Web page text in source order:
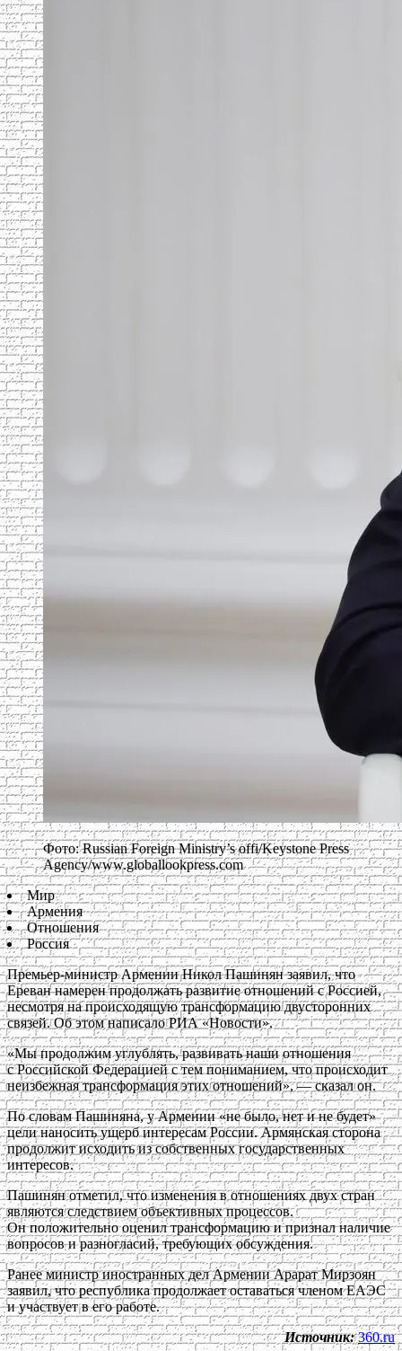
Фото: Russian Foreign Ministry’s offi/Keystone Press
Agency/www.globallookpress.com
Мир
Армения
Отношения
Россия
Премьер-министр Армении Никол Пашинян заявил, что
Ереван намерен продолжать развитие отношений с Россией,
несмотря на происходящую трансформацию двусторонних
связей. Об этом написало РИА «Новости».
«Мы продолжим углублять, развивать наши отношения
с Российской Федерацией с тем пониманием, что происходит
неизбежная трансформация этих отношений», — сказал он.
По словам Пашиняна, у Армении «не было, нет и не будет»
цели наносить ущерб интересам России. Армянская сторона
продолжит исходить из собственных государственных
интересов.
Пашинян отметил, что изменения в отношениях двух стран
являются следствием объективных процессов.
Он положительно оценил трансформацию и признал наличие
вопросов и разногласий, требующих обсуждения.
Ранее министр иностранных дел Армении Арарат Мирзоян
заявил, что республика продолжает оставаться членом ЕАЭС
и участвует в его работе.
Источник: 360.ru